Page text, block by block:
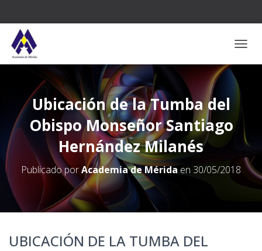
Ubicación de la Tumba del
Obispo Monseñor Santiago
Hernández Milanés
Publicado porAcademia de Mérida en 30/05/2018
UBICACIÓN DE LA TUMBA DEL